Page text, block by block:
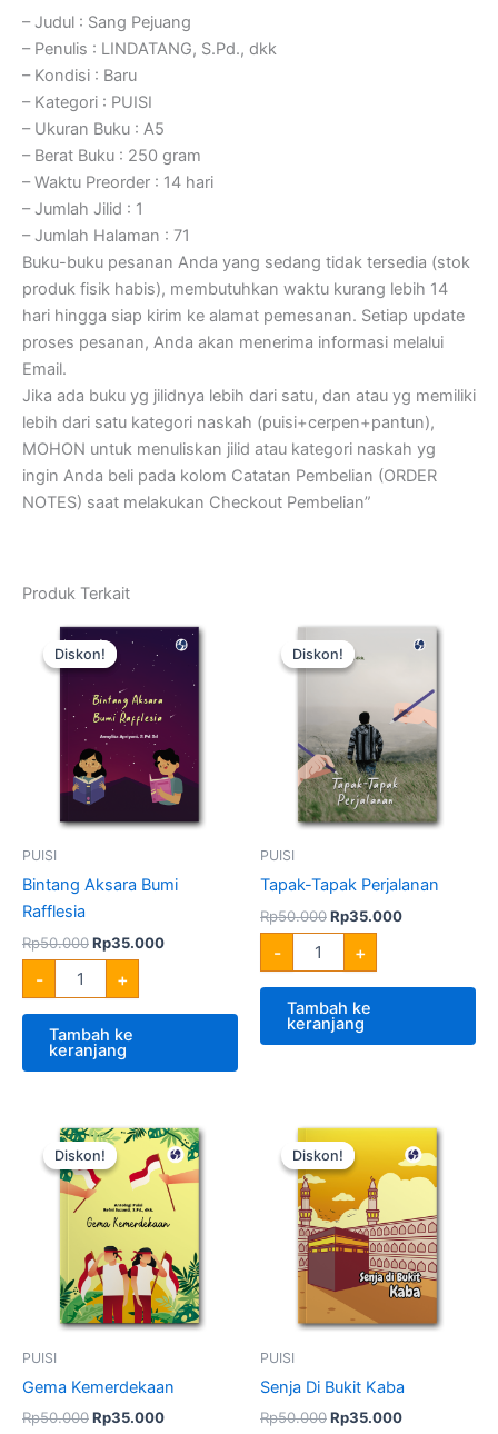
– Judul : Sang Pejuang
– Penulis : LINDATANG, S.Pd., dkk
– Kondisi : Baru
– Kategori : PUISI
– Ukuran Buku : A5
– Berat Buku : 250 gram
– Waktu Preorder : 14 hari
– Jumlah Jilid : 1
– Jumlah Halaman : 71
Buku-buku pesanan Anda yang sedang tidak tersedia (stok
produk fisik habis), membutuhkan waktu kurang lebih 14
hari hingga siap kirim ke alamat pemesanan. Setiap update
proses pesanan, Anda akan menerima informasi melalui
Email.
Jika ada buku yg jilidnya lebih dari satu, dan atau yg memiliki
lebih dari satu kategori naskah (puisi+cerpen+pantun),
MOHON untuk menuliskan jilid atau kategori naskah yg
ingin Anda beli pada kolom Catatan Pembelian (ORDER
NOTES) saat melakukan Checkout Pembelian”
Produk Terkait
Diskon!
Diskon!
PUISI
Bintang Aksara Bumi
Rafflesia
Rp50.000
Harga
aslinya
adalah:
Rp50.000.
Rp35.000
Harga
saat
adalah:
Rp35.000.
-
Kuantitas
Bintang
Aksara
Bumi
Rafflesia
+
Tambah ke
keranjang
Diskon!
Diskon!
PUISI
Tapak-Tapak Perjalanan
Rp50.000
Harga
aslinya
adalah:
Rp35.000
Harga
saat
Rp35.000.
-
Kuantitas
Tapak-
Tapak
+
Tambah ke
keranjang
Diskon!
Diskon!
PUISI
Gema Kemerdekaan
Rp50.000
Harga
aslinya
adalah:
Rp50.000.
Rp35.000
Harga
saat
ini
adalah:
Rp35.000.
Kuantitas
Gema
Kemerdekaan
Diskon!
Diskon!
PUISI
Senja Di Bukit Kaba
Rp50.000
Harga
aslinya
adalah:
Rp50.000.
Rp35.000
Harga
saat
ini
adalah:
Kuantitas
Senja
Di
Bukit
Kaba